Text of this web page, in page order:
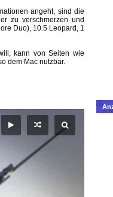
angeht, sind die
zu verschmerzen und
Duo), 10.5 Leopard, 1
kann von Seiten wie
dem Mac nutzbar.